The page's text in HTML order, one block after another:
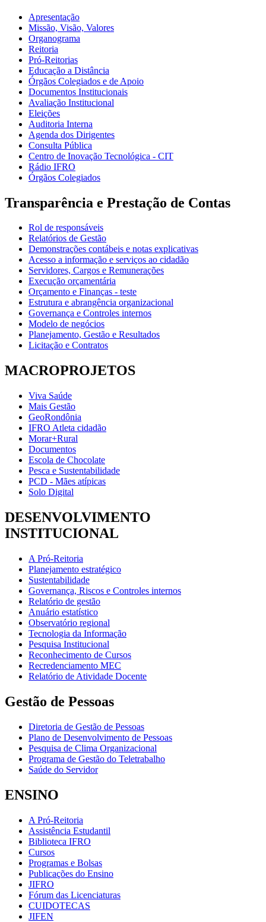
Apresentação
Missão, Visão, Valores
Organograma
Reitoria
Pró-Reitorias
Educação a Distância
Órgãos Colegiados e de Apoio
Documentos Institucionais
Avaliação Institucional
Eleições
Auditoria Interna
Agenda dos Dirigentes
Consulta Pública
Centro de Inovação Tecnológica - CIT
Rádio IFRO
Órgãos Colegiados
Transparência e Prestação de Contas
Rol de responsáveis
Relatórios de Gestão
Demonstrações contábeis e notas explicativas
Acesso a informação e serviços ao cidadão
Servidores, Cargos e Remunerações
Execução orçamentária
Orçamento e Finanças - teste
Estrutura e abrangência organizacional
Governança e Controles internos
Modelo de negócios
Planejamento, Gestão e Resultados
Licitação e Contratos
MACROPROJETOS
Viva Saúde
Mais Gestão
GeoRondônia
IFRO Atleta cidadão
Morar+Rural
Documentos
Escola de Chocolate
Pesca e Sustentabilidade
PCD - Mães atípicas
Solo Digital
DESENVOLVIMENTO
INSTITUCIONAL
A Pró-Reitoria
Planejamento estratégico
Sustentabilidade
Governança, Riscos e Controles internos
Relatório de gestão
Anuário estatístico
Observatório regional
Tecnologia da Informação
Pesquisa Institucional
Reconhecimento de Cursos
Recredenciamento MEC
Relatório de Atividade Docente
Gestão de Pessoas
Diretoria de Gestão de Pessoas
Plano de Desenvolvimento de Pessoas
Pesquisa de Clima Organizacional
Programa de Gestão do Teletrabalho
Saúde do Servidor
ENSINO
A Pró-Reitoria
Assistência Estudantil
Biblioteca IFRO
Cursos
Programas e Bolsas
Publicações do Ensino
JIFRO
Fórum das Licenciaturas
CUIDOTECAS
JIFEN